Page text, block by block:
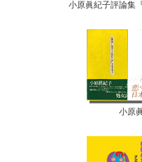
小原眞紀子評論集
小原